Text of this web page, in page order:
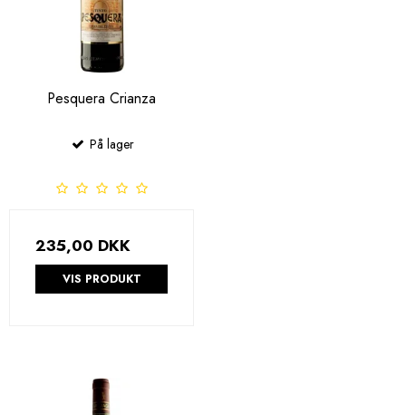
Pesquera Crianza
På lager
235,00 DKK
VIS PRODUKT